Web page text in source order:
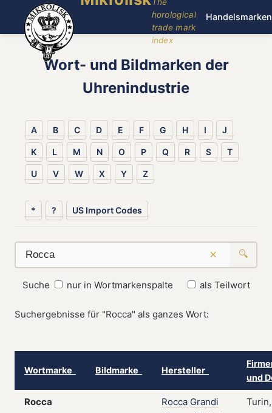
horological
trade mark
index
Handelsmarken
Wort- und Bildmarken der
Uhrenindustrie
A B C D E F G H I J
K L M N O P Q R S T
U V W X Y Z
* ? US Import Codes
× 🔍
Suche nur in Wortmarkenspalte als Teilwort
Suchergebnisse für "Rocca" als ganzes Wort:
Wortmarke Bildmarke Hersteller
und
Rocca Rocca Grandi